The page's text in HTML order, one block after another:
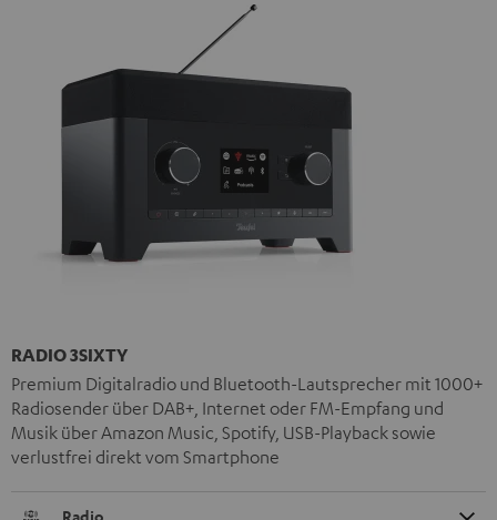
RADIO 3SIXTY
Premium Digitalradio und Bluetooth-Lautsprecher mit 1000+
Radiosender über DAB+, Internet oder FM-Empfang und
Musik über Amazon Music, Spotify, USB-Playback sowie
verlustfrei direkt vom Smartphone